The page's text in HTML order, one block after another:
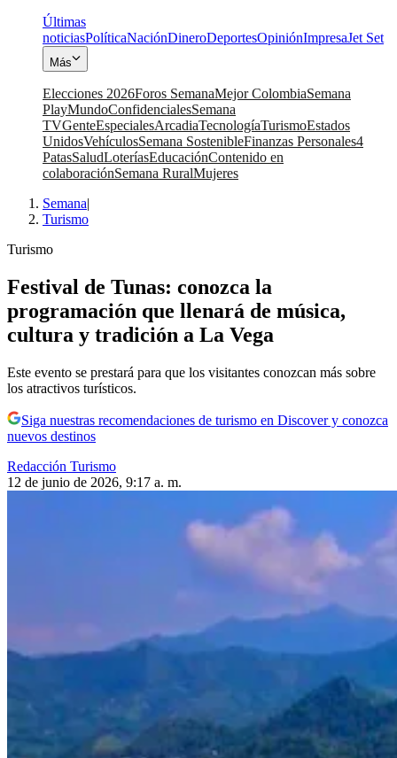
Últimas
noticiasPolíticaNaciónDineroDeportesOpiniónImpresaJet Set
Más
Elecciones 2026Foros SemanaMejor ColombiaSemana
PlayMundoConfidencialesSemana
TVGenteEspecialesArcadiaTecnologíaTurismoEstados
UnidosVehículosSemana SostenibleFinanzas Personales4
PatasSaludLoteríasEducaciónContenido en
colaboraciónSemana RuralMujeres
Semana|
Turismo
Turismo
Festival de Tunas: conozca la
programación que llenará de música,
cultura y tradición a La Vega
Este evento se prestará para que los visitantes conozcan más sobre
los atractivos turísticos.
Siga nuestras recomendaciones de turismo en Discover y conozca
nuevos destinos
Redacción Turismo
12 de junio de 2026, 9:17 a. m.